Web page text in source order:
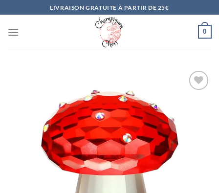
au
contenu
LIVRAISON GRATUITE À PARTIR DE 25€
0